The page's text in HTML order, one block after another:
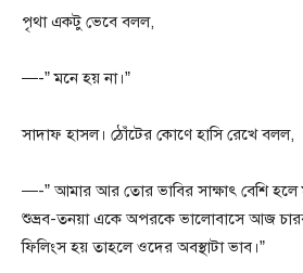
পৃথা একটু ভেবে বলল,
—-” মনে হয় না।”
সাদাফ হাসল। ঠোঁটের কোণে হাসি রেখে বলল,
—-” আমার আর তোর ভাবির সাক্ষাৎ বেশি হলে
শুভ্রব-তনয়া একে অপরকে ভালোবাসে আজ
ফিলিংস হয় তাহলে ওদের অবস্থাটা ভাব।”